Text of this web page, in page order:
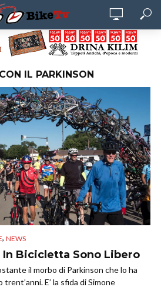
IL PARKINSON
, NEWS
Bicicletta Sono Libero
il morbo di Parkinson che lo ha
E’ la sfida di Simone